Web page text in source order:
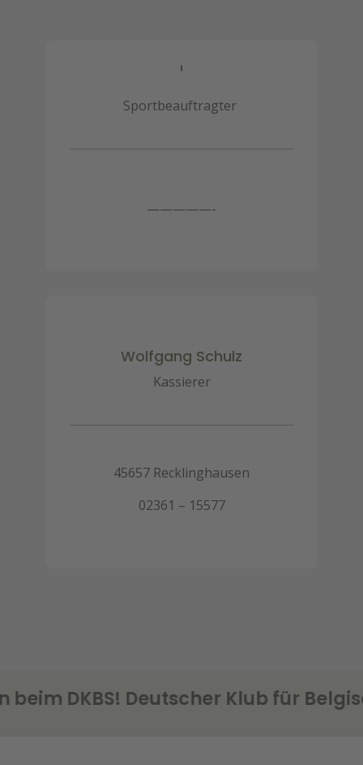
Sportbeauftragter
—————-
Wolfgang Schulz
Kassierer
45657 Recklinghausen
02361 – 15577
DKBS! Deutscher Klub für